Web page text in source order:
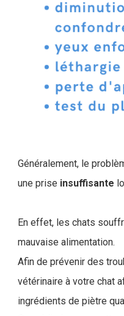
Généralement, le
une prise insuffisante
En effet, les chats
mauvaise alimentation.
Afin de prévenir des
vétérinaire à votre chat
ingrédients de piètre